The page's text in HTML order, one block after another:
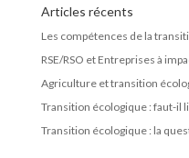
Articles récents
Les compétences de la
RSE/RSO et Entreprises à
Agriculture et transition
Transition écologique : faut-il
Transition écologique : la